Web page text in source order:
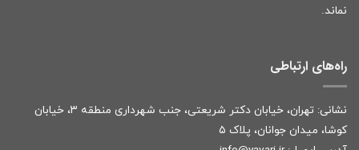
نماند.
راه‌های ارتباطی
نشانی: تهران، خیابان دکتر شریعتی، جنب شهرداری منطقه ۳، خیابان
کوشا، میدان جوانان، پلاک ۵